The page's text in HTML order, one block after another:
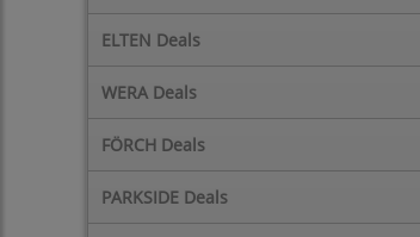
ELTEN Deals
WERA Deals
FÖRCH Deals
PARKSIDE Deals